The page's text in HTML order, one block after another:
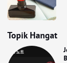
Topik Hangat